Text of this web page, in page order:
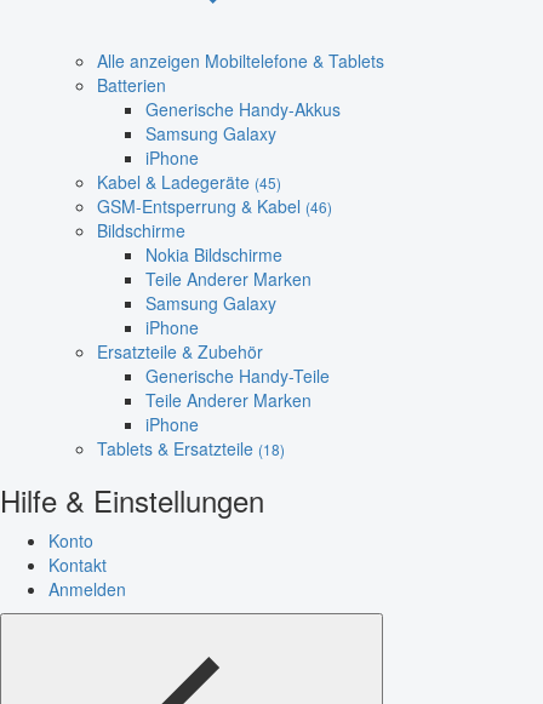
Alle anzeigen Mobiltelefone & Tablets
Batterien
Generische Handy-Akkus
Samsung Galaxy
iPhone
Kabel & Ladegeräte (45)
GSM-Entsperrung & Kabel (46)
Bildschirme
Nokia Bildschirme
Teile Anderer Marken
Samsung Galaxy
iPhone
Ersatzteile & Zubehör
Generische Handy-Teile
Teile Anderer Marken
iPhone
Tablets & Ersatzteile (18)
Hilfe & Einstellungen
Konto
Kontakt
Anmelden